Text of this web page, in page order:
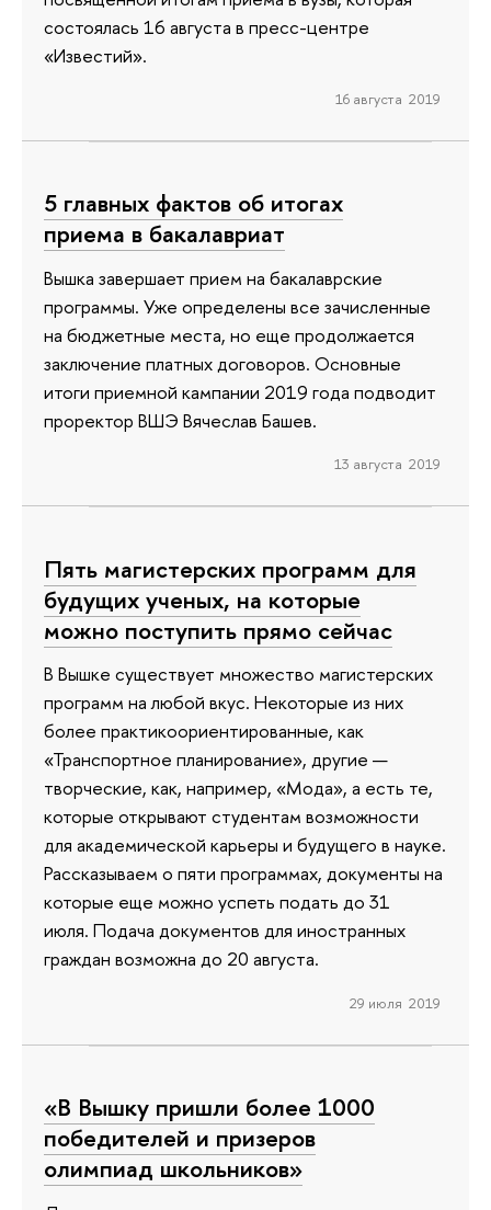
состоялась 16 августа в пресс-центре
«Известий».
16 августа 2019
5 главных фактов об итогах
приема в бакалавриат
Вышка завершает прием на бакалаврские
программы. Уже определены все зачисленные
на бюджетные места, но еще продолжается
заключение платных договоров. Основные
итоги приемной кампании 2019 года подводит
проректор ВШЭ Вячеслав Башев.
13 августа 2019
Пять магистерских программ для
будущих ученых, на которые
можно поступить прямо сейчас
В Вышке существует множество магистерских
программ на любой вкус. Некоторые из них
более практикоориентированные, как
«Транспортное планирование», другие —
творческие, как, например, «Мода», а есть те,
которые открывают студентам возможности
для академической карьеры и будущего в науке.
Рассказываем о пяти программах, документы на
которые еще можно успеть подать до 31
июля. Подача документов для иностранных
граждан возможна до 20 августа.
29 июля 2019
«В Вышку пришли более 1000
победителей и призеров
олимпиад школьников»